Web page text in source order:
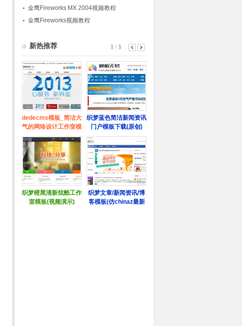
金鹰Fireworks MX 2004视频教程
金鹰Fireworks视频教程